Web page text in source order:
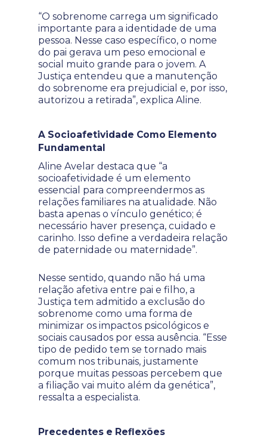
“O sobrenome carrega um significado
importante para a identidade de uma
pessoa. Nesse caso específico, o nome
do pai gerava um peso emocional e
social muito grande para o jovem. A
Justiça entendeu que a manutenção
do sobrenome era prejudicial e, por isso,
autorizou a retirada”, explica Aline.
A Socioafetividade Como Elemento
Fundamental
Aline Avelar destaca que “a
socioafetividade é um elemento
essencial para compreendermos as
relações familiares na atualidade. Não
basta apenas o vínculo genético; é
necessário haver presença, cuidado e
carinho. Isso define a verdadeira relação
de paternidade ou maternidade”.
Nesse sentido, quando não há uma
relação afetiva entre pai e filho, a
Justiça tem admitido a exclusão do
sobrenome como uma forma de
minimizar os impactos psicológicos e
sociais causados por essa ausência. “Esse
tipo de pedido tem se tornado mais
comum nos tribunais, justamente
porque muitas pessoas percebem que
a filiação vai muito além da genética”,
ressalta a especialista.
Precedentes e Reflexões